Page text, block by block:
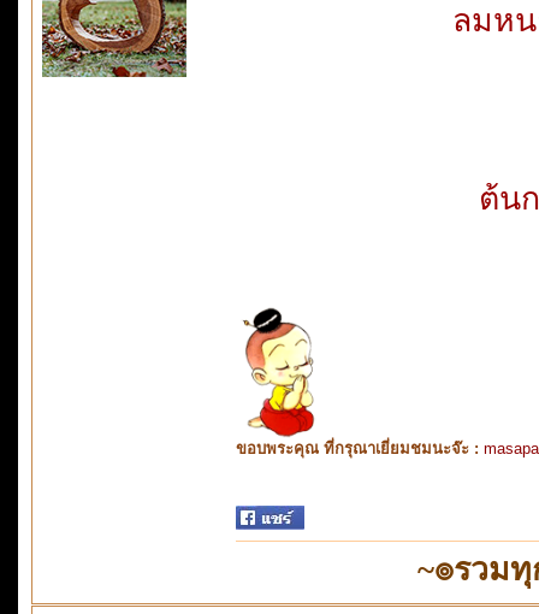
ลมหน
ต้น
ขอบพระคุณ ที่กรุณาเยี่ยมชมนะจ๊ะ :
~๏รวม